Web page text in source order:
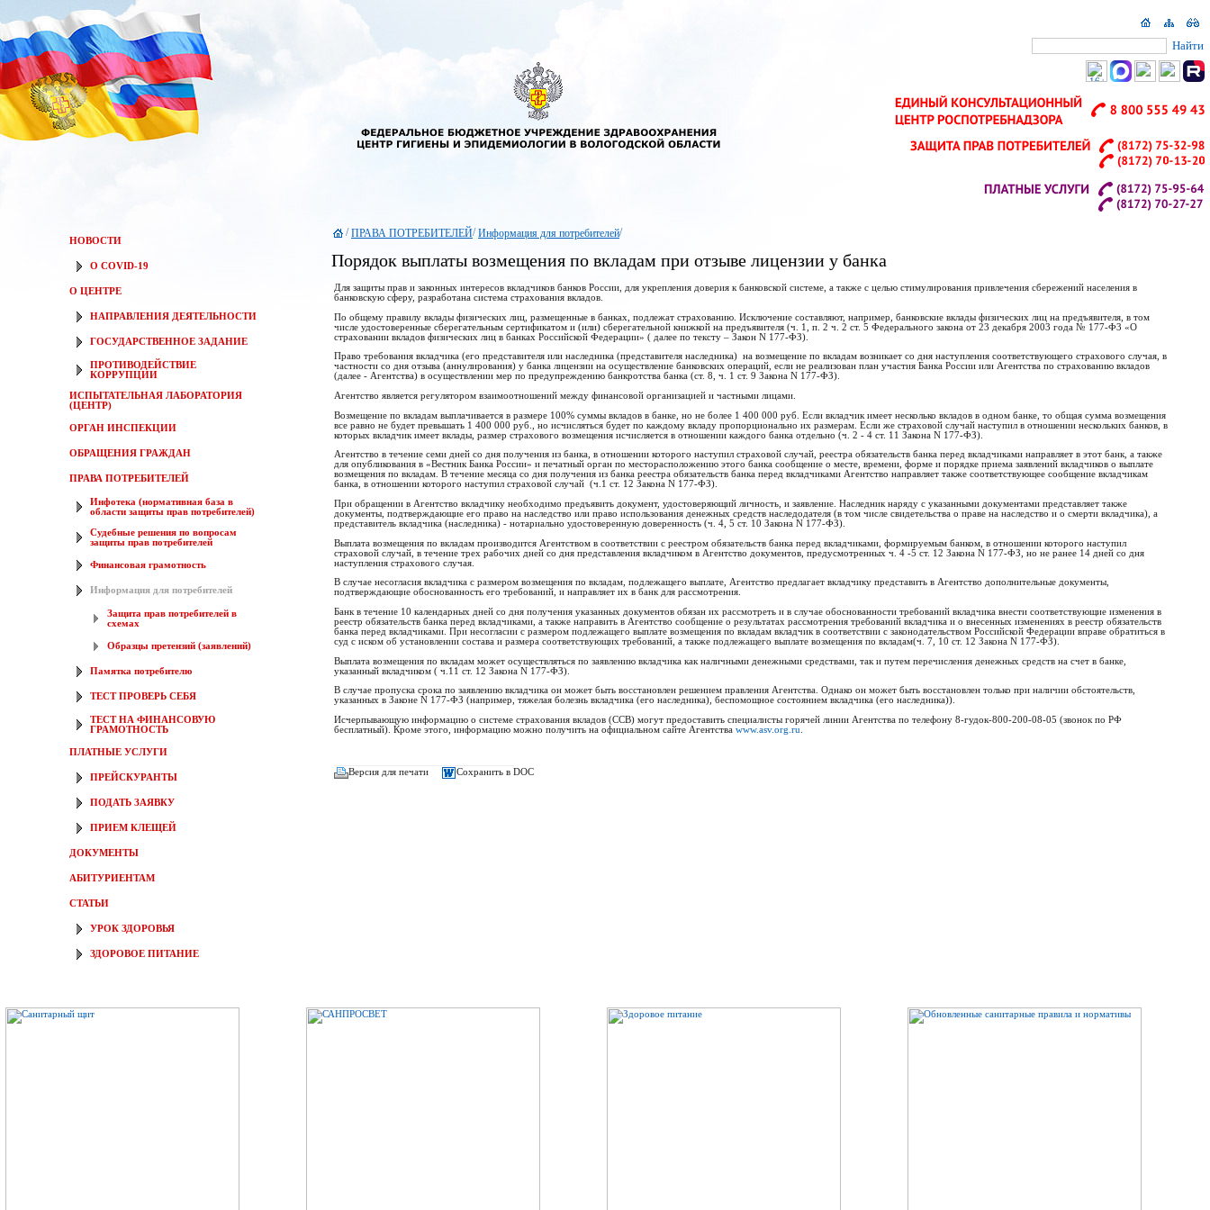
Найти
НОВОСТИ
О COVID-19
О ЦЕНТРЕ
НАПРАВЛЕНИЯ ДЕЯТЕЛЬНОСТИ
ГОСУДАРСТВЕННОЕ ЗАДАНИЕ
ПРОТИВОДЕЙСТВИЕ
КОРРУПЦИИ
ИСПЫТАТЕЛЬНАЯ ЛАБОРАТОРИЯ
(ЦЕНТР)
ОРГАН ИНСПЕКЦИИ
ОБРАЩЕНИЯ ГРАЖДАН
ПРАВА ПОТРЕБИТЕЛЕЙ
Инфотека (нормативная база в
области защиты прав потребителей)
Судебные решения по вопросам
защиты прав потребителей
Финансовая грамотность
Информация для потребителей
Защита прав потребителей в
схемах
Образцы претензий (заявлений)
Памятка потребителю
ТЕСТ ПРОВЕРЬ СЕБЯ
ТЕСТ НА ФИНАНСОВУЮ
ГРАМОТНОСТЬ
ПЛАТНЫЕ УСЛУГИ
ПРЕЙСКУРАНТЫ
ПОДАТЬ ЗАЯВКУ
ПРИЕМ КЛЕЩЕЙ
ДОКУМЕНТЫ
АБИТУРИЕНТАМ
СТАТЬИ
УРОК ЗДОРОВЬЯ
ЗДОРОВОЕ ПИТАНИЕ
/ПРАВА ПОТРЕБИТЕЛЕЙ/Информация для потребителей/
Порядок выплаты возмещения по вкладам при отзыве лицензии у банка
Для защиты прав и законных интересов вкладчиков банков России, для укрепления доверия к банковской системе, а также с целью стимулирования привлечения сбережений населения в
банковскую сферу, разработана система страхования вкладов.
По общему правилу вклады физических лиц, размещенные в банках, подлежат страхованию. Исключение составляют, например, банковские вклады физических лиц на предъявителя, в том
числе удостоверенные сберегательным сертификатом и (или) сберегательной книжкой на предъявителя (ч. 1, п. 2 ч. 2 ст. 5 Федерального закона от 23 декабря 2003 года № 177-Ф3 «О
страховании вкладов физических лиц в банках Российской Федерации» ( далее по тексту – Закон N 177-ФЗ).
Право требования вкладчика (его представителя или наследника (представителя наследника) на возмещение по вкладам возникает со дня наступления соответствующего страхового случая, в
частности со дня отзыва (аннулирования) у банка лицензии на осуществление банковских операций, если не реализован план участия Банка России или Агентства по страхованию вкладов
(далее - Агентства) в осуществлении мер по предупреждению банкротства банка (ст. 8, ч. 1 ст. 9 Закона N 177-ФЗ).
Агентство является регулятором взаимоотношений между финансовой организацией и частными лицами.
Возмещение по вкладам выплачивается в размере 100% суммы вкладов в банке, но не более 1 400 000 руб. Если вкладчик имеет несколько вкладов в одном банке, то общая сумма возмещения
все равно не будет превышать 1 400 000 руб., но исчисляться будет по каждому вкладу пропорционально их размерам. Если же страховой случай наступил в отношении нескольких банков, в
которых вкладчик имеет вклады, размер страхового возмещения исчисляется в отношении каждого банка отдельно (ч. 2 - 4 ст. 11 Закона N 177-ФЗ).
Агентство в течение семи дней со дня получения из банка, в отношении которого наступил страховой случай, реестра обязательств банка перед вкладчиками направляет в этот банк, а также
для опубликования в «Вестник Банка России» и печатный орган по месторасположению этого банка сообщение о месте, времени, форме и порядке приема заявлений вкладчиков о выплате
возмещения по вкладам. В течение месяца со дня получения из банка реестра обязательств банка перед вкладчиками Агентство направляет также соответствующее сообщение вкладчикам
банка, в отношении которого наступил страховой случай (ч.1 ст. 12 Закона N 177-ФЗ).
При обращении в Агентство вкладчику необходимо предъявить документ, удостоверяющий личность, и заявление. Наследник наряду с указанными документами представляет также
документы, подтверждающие его право на наследство или право использования денежных средств наследодателя (в том числе свидетельства о праве на наследство и о смерти вкладчика), а
представитель вкладчика (наследника) - нотариально удостоверенную доверенность (ч. 4, 5 ст. 10 Закона N 177-ФЗ).
Выплата возмещения по вкладам производится Агентством в соответствии с реестром обязательств банка перед вкладчиками, формируемым банком, в отношении которого наступил
страховой случай, в течение трех рабочих дней со дня представления вкладчиком в Агентство документов, предусмотренных ч. 4 -5 ст. 12 Закона N 177-ФЗ, но не ранее 14 дней со дня
наступления страхового случая.
В случае несогласия вкладчика с размером возмещения по вкладам, подлежащего выплате, Агентство предлагает вкладчику представить в Агентство дополнительные документы,
подтверждающие обоснованность его требований, и направляет их в банк для рассмотрения.
Банк в течение 10 календарных дней со дня получения указанных документов обязан их рассмотреть и в случае обоснованности требований вкладчика внести соответствующие изменения в
реестр обязательств банка перед вкладчиками, а также направить в Агентство сообщение о результатах рассмотрения требований вкладчика и о внесенных изменениях в реестр обязательств
банка перед вкладчиками. При несогласии с размером подлежащего выплате возмещения по вкладам вкладчик в соответствии с законодательством Российской Федерации вправе обратиться в
суд с иском об установлении состава и размера соответствующих требований, а также подлежащего выплате возмещения по вкладам(ч. 7, 10 ст. 12 Закона N 177-ФЗ).
Выплата возмещения по вкладам может осуществляться по заявлению вкладчика как наличными денежными средствами, так и путем перечисления денежных средств на счет в банке,
указанный вкладчиком ( ч.11 ст. 12 Закона N 177-ФЗ).
В случае пропуска срока по заявлению вкладчика он может быть восстановлен решением правления Агентства. Однако он может быть восстановлен только при наличии обстоятельств,
указанных в Законе N 177-ФЗ (например, тяжелая болезнь вкладчика (его наследника), беспомощное состоянием вкладчика (его наследника)).
Исчерпывающую информацию о системе страхования вкладов (ССВ) могут предоставить специалисты горячей линии Агентства по телефону 8-гудок-800-200-08-05 (звонок по РФ
бесплатный). Кроме этого, информацию можно получить на официальном сайте Агентства www.asv.org.ru
Версия для печати Сохранить в DOC